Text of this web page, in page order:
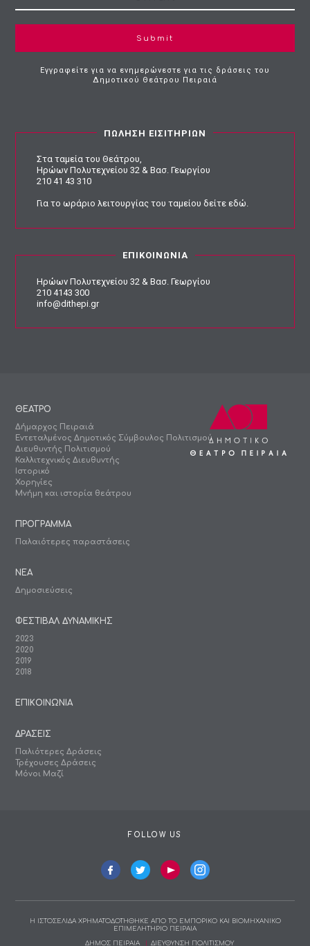
Submit
Εγγραφείτε για να ενημερώνεστε για τις δράσεις του
Δημοτικού Θεάτρου Πειραιά
ΠΩΛΗΣΗ ΕΙΣΙΤΗΡΙΩΝ
Στα ταμεία του Θεάτρου,
Ηρώων Πολυτεχνείου 32 & Βασ. Γεωργίου
210 41 43 310
Για το ωράριο λειτουργίας του ταμείουδείτε εδώ.
ΕΠΙΚΟΙΝΩΝΙΑ
Ηρώων Πολυτεχνείου 32 & Βασ. Γεωργίου
210 4143 300
info@dithepi.gr
ΘΕΑΤΡΟ
Δήμαρχος Πειραιά
Εντεταλμένος Δημοτικός Σύμβουλος Πολιτισμού
Διευθυντής Πολιτισμού
Καλλιτεχνικός Διευθυντής
Ιστορικό
Χορηγίες
Μνήμη και ιστορία θεάτρου
ΠΡΟΓΡΑΜΜΑ
Παλαιότερες παραστάσεις
ΝΕΑ
Δημοσιεύσεις
ΦΕΣΤΙΒΑΛ ΔΥΝΑΜΙΚΗΣ
2023
2020
2019
2018
ΕΠΙΚΟΙΝΩΝΙΑ
ΔΡΑΣΕΙΣ
Παλιότερες Δράσεις
Τρέχουσες Δράσεις
Μόνοι Μαζί
FOLLOW US
Η ΙΣΤΟΣΕΛΙΔΑ ΧΡΗΜΑΤΟΔΟΤΗΘΗΚΕ ΑΠΟ ΤΟ ΕΜΠΟΡΙΚΟ ΚΑΙ ΒΙΟΜΗΧΑΝΙΚΟ
ΕΠΙΜΕΛΗΤΗΡΙΟ ΠΕΙΡΑΙΑ
ΔΗΜΟΣ ΠΕΙΡΑΙΑ ΔΙΕΥΘΥΝΣΗ ΠΟΛΙΤΙΣΜΟΥ